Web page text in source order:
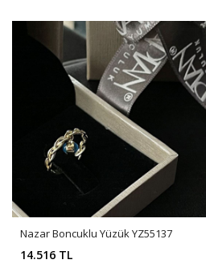
Nazar Boncuklu Yüzük YZ55137
14.516 TL